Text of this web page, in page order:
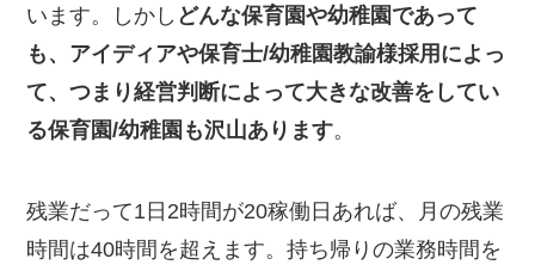
います。しかし どんな保育園や幼稚園であって
も、アイディアや保育士/幼稚園教諭様採用によっ
て、つまり経営判断によって大きな改善をしてい
る保育園/幼稚園も沢山あります。
残業だって1日2時間が20稼働日あれば、月の残業
時間は40時間を超えます。持ち帰りの業務時間を